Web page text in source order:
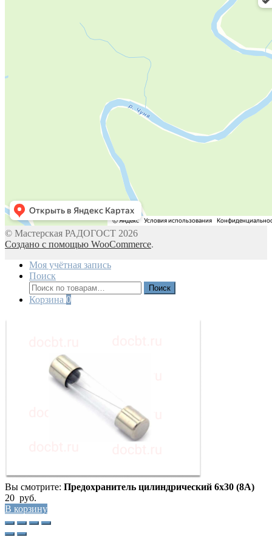
© Мастерская РАДОГОСТ 2026
Создано с помощью WooCommerce.
Моя учётная запись
Поиск
Искать:
Поиск
Корзина 0
Вы смотрите: Предохранитель цилиндрический 6х30 (8А)
20 руб.
В корзину